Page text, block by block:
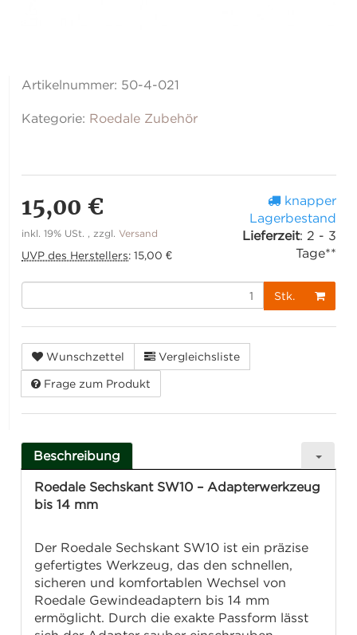
Artikelnummer: 50-4-021
Kategorie: Roedale Zubehör
15,00 €
inkl. 19% USt. , zzgl.Versand
UVP des Herstellers:15,00 €
knapper
Lagerbestand
Lieferzeit: 2 - 3
Tage**
Stk.
Wunschzettel Vergleichsliste
Frage zum Produkt
Beschreibung
Roedale Sechskant SW10 – Adapterwerkzeug
bis 14 mm
Der Roedale Sechskant SW10 ist ein präzise
gefertigtes Werkzeug, das den schnellen,
sicheren und komfortablen Wechsel von
Roedale Gewindeadaptern bis 14 mm
ermöglicht. Durch die exakte Passform lässt